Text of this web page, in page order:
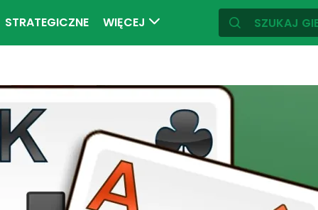
STRATEGICZNE WIĘCEJ